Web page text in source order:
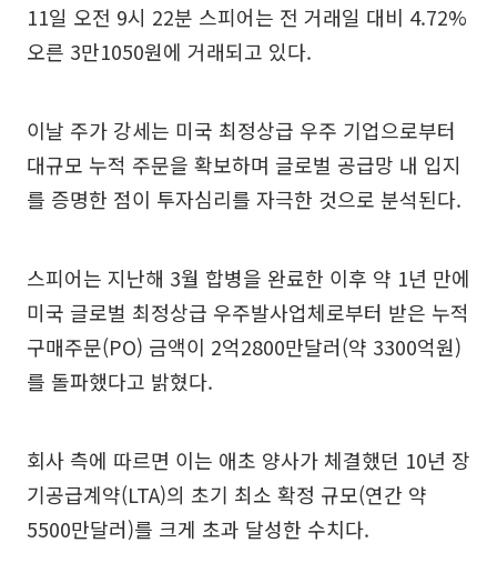
11일 오전 9시 22분 스피어는 전 거래일 대비 4.72%
오른 3만1050원에 거래되고 있다.
이날 주가 강세는 미국 최정상급 우주 기업으로부터
대규모 누적 주문을 확보하며 글로벌 공급망 내 입지
를 증명한 점이 투자심리를 자극한 것으로 분석된다.
스피어는 지난해 3월 합병을 완료한 이후 약 1년 만에
미국 글로벌 최정상급 우주발사업체로부터 받은 누적
구매주문(PO) 금액이 2억2800만달러(약 3300억원)
를 돌파했다고 밝혔다.
회사 측에 따르면 이는 애초 양사가 체결했던 10년 장
기공급계약(LTA)의 초기 최소 확정 규모(연간 약
5500만달러)를 크게 초과 달성한 수치다.